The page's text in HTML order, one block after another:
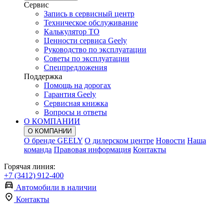
Сервис
Запись в сервисный центр
Техническое обслуживание
Калькулятор ТО
Ценности сервиса Geely
Руководство по эксплуатации
Советы по эксплуатации
Спецпредложения
Поддержка
Помощь на дорогах
Гарантия Geely
Сервисная книжка
Вопросы и ответы
О КОМПАНИИ
О КОМПАНИИ
О бренде GEELY О дилерском центре Новости Наша
команда Правовая информация Контакты
Горячая линия:
+7 (3412) 912-400
Автомобили в наличии
Контакты